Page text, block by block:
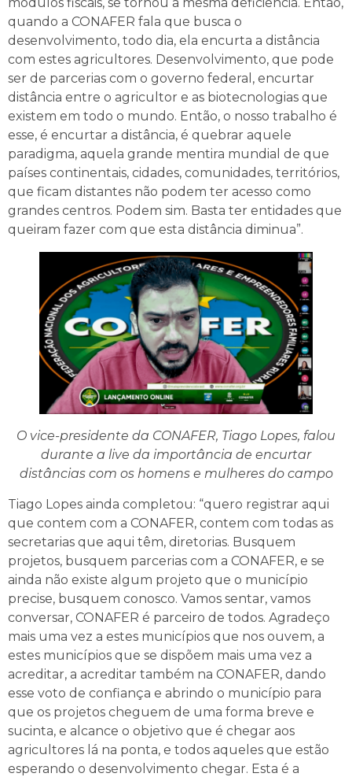
quando a CONAFER fala que busca o
desenvolvimento, todo dia, ela encurta a distância
com estes agricultores. Desenvolvimento, que pode
ser de parcerias com o governo federal, encurtar
distância entre o agricultor e as biotecnologias que
existem em todo o mundo. Então, o nosso trabalho é
esse, é encurtar a distância, é quebrar aquele
paradigma, aquela grande mentira mundial de que
países continentais, cidades, comunidades, territórios,
que ficam distantes não podem ter acesso como
grandes centros. Podem sim. Basta ter entidades que
queiram fazer com que esta distância diminua”.
O vice-presidente da CONAFER, Tiago Lopes, falou
durante a live da importância de encurtar
distâncias com os homens e mulheres do campo
Tiago Lopes ainda completou: “quero registrar aqui
que contem com a CONAFER, contem com todas as
secretarias que aqui têm, diretorias. Busquem
projetos, busquem parcerias com a CONAFER, e se
ainda não existe algum projeto que o município
precise, busquem conosco. Vamos sentar, vamos
conversar, CONAFER é parceiro de todos. Agradeço
mais uma vez a estes municípios que nos ouvem, a
estes municípios que se dispõem mais uma vez a
acreditar, a acreditar também na CONAFER, dando
esse voto de confiança e abrindo o município para
que os projetos cheguem de uma forma breve e
sucinta, e alcance o objetivo que é chegar aos
agricultores lá na ponta, e todos aqueles que estão
esperando o desenvolvimento chegar. Esta é a